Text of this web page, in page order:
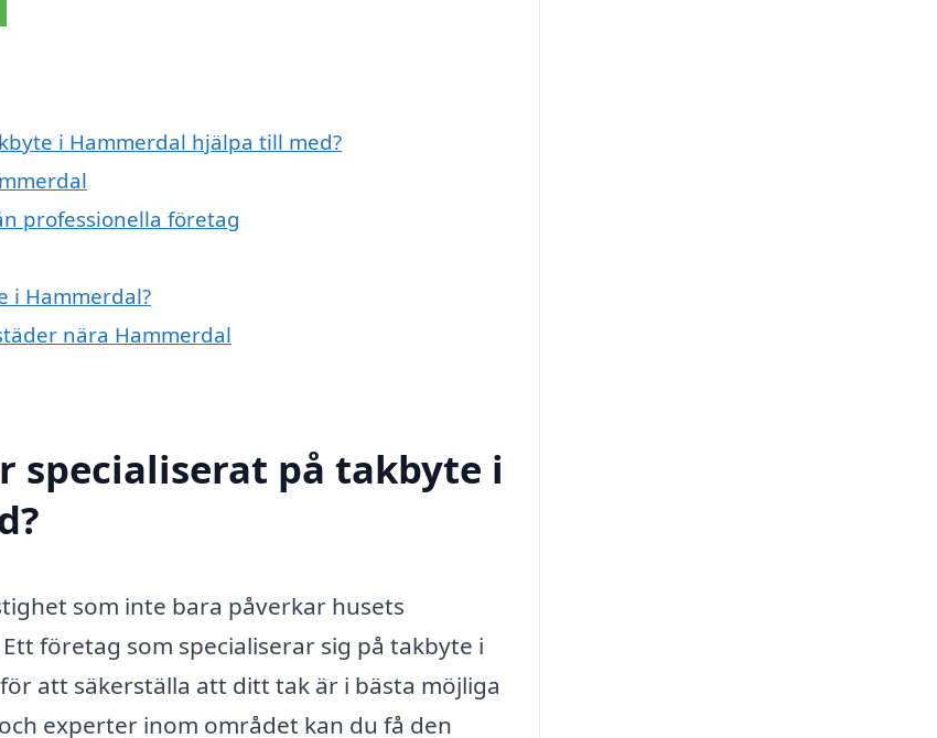
i Hammerdal hjälpa till med?
professionella företag
i Hammerdal?
nära Hammerdal
specialiserat på takbyte i
som inte bara påverkar husets
företag som specialiserar sig på takbyte i
att säkerställa att ditt tak är i bästa möjliga
experter inom området kan du få den